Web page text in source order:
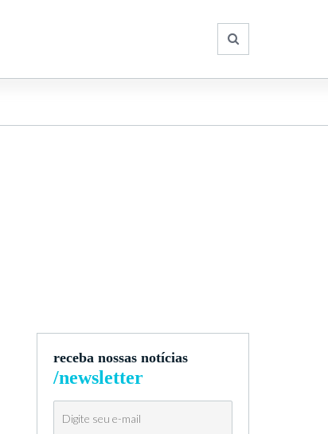
receba nossas notícias
/newsletter